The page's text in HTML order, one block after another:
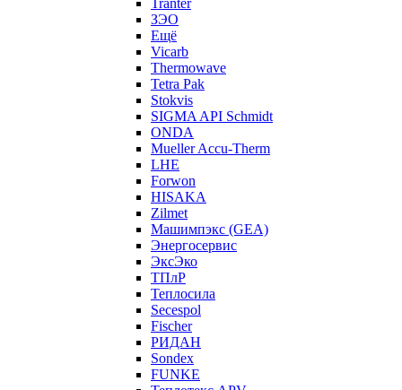
Tranter
ЗЭО
Ещё
Vicarb
Thermowave
Tetra Pak
Stokvis
SIGMA API Schmidt
ONDA
Mueller Accu-Therm
LHE
Forwon
HISAKA
Zilmet
Машимпэкс (GEA)
Энергосервис
ЭксЭко
ТПлР
Теплосила
Secespol
Fischer
РИДАН
Sondex
FUNKE